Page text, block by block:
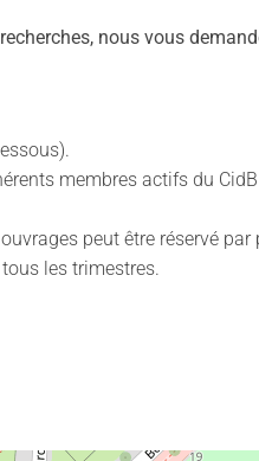
nous vous
membres actifs du
peut être réservé
les trimestres.